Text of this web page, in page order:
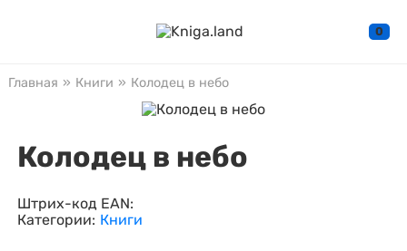
0
Главная » Книги » Колодец в небо
Колодец в небо
Штрих-код EAN:
Категории: Книги